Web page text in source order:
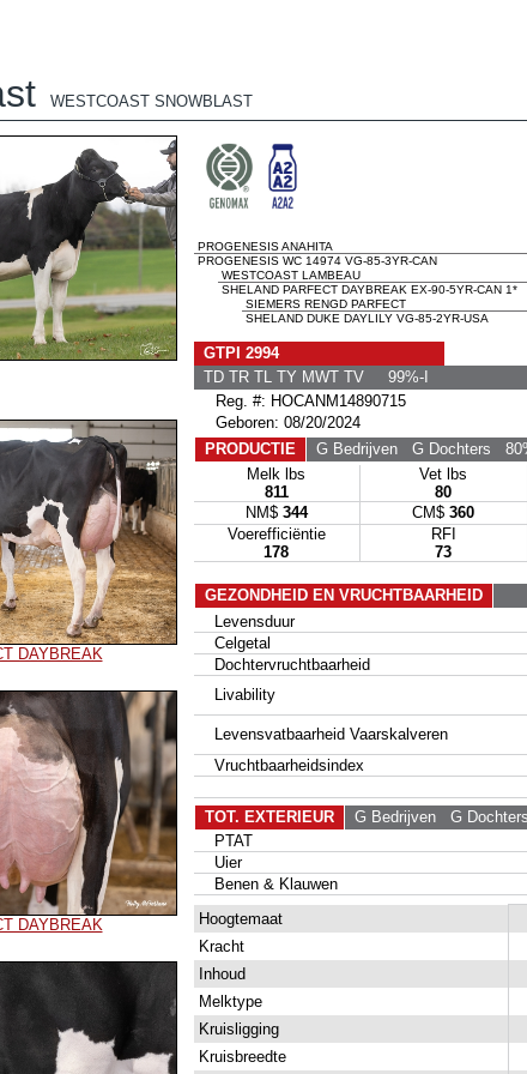
WESTCOAST SNOWBLAST
DAYBREAK
DAYBREAK
PROGENESIS ANAHITA
PROGENESIS WC 14974 VG-85-3YR-CAN
WESTCOAST LAMBEAU
SHELAND PARFECT DAYBREAK EX-90-5YR-CAN 1*
SIEMERS RENGD PARFECT
SHELAND DUKE DAYLILY VG-85-2YR-USA
GTPI 2994
TD TR TL TY MWT TV 99%-I
Reg. #: HOCANM14890715
Geboren: 08/20/2024
PRODUCTIE
G BedrijvenG Dochters
Melk lbs
811
Vet lbs
80
NM$ 344 CM$ 360
Voerefficiëntie
178
RFI
73
GEZONDHEID EN VRUCHTBAARHEID
Levensduur
Celgetal
Dochtervruchtbaarheid
Livability
Levensvatbaarheid Vaarskalveren
Vruchtbaarheidsindex
TOT. EXTERIEUR
G BedrijvenG Dochters
PTAT
Uier
Benen & Klauwen
Hoogtemaat
Kracht
Inhoud
Melktype
Kruisligging
Kruisbreedte